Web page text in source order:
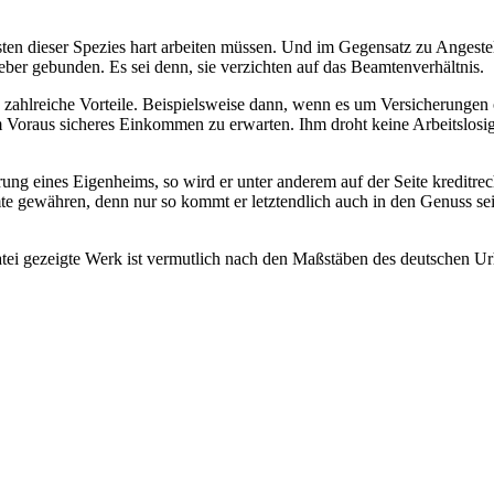
dieser Spezies hart arbeiten müssen. Und im Gegensatz zu
gebunden. Es sei denn, sie verzichten auf das Beamtenverhältnis.
Vorteile. Beispielsweise dann, wenn es um
sicheres Einkommen zu erwarten. Ihm droht keine
eines Eigenheims, so wird er unter anderem auf der Seite
denn nur so kommt er letztendlich auch in den Genuss
gezeigte Werk ist vermutlich nach den Maßstäben des deutschen